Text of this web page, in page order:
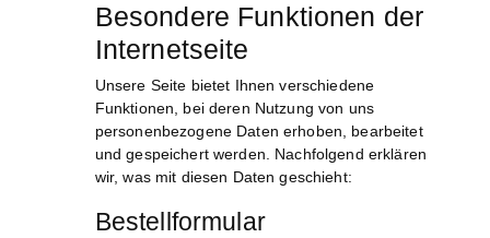
Besondere Funktionen der
Internetseite
Unsere Seite bietet Ihnen verschiedene
Funktionen, bei deren Nutzung von uns
personenbezogene Daten erhoben, bearbeitet
und gespeichert werden. Nachfolgend erklären
wir, was mit diesen Daten geschieht:
Bestellformular